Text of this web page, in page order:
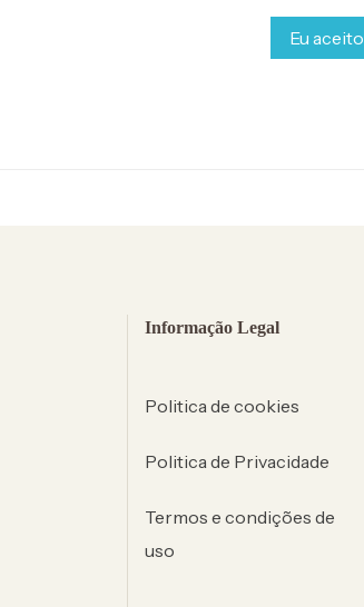
Eu aceito
Informação Legal
Politica de cookies
Politica de Privacidade
Termos e condições de
uso